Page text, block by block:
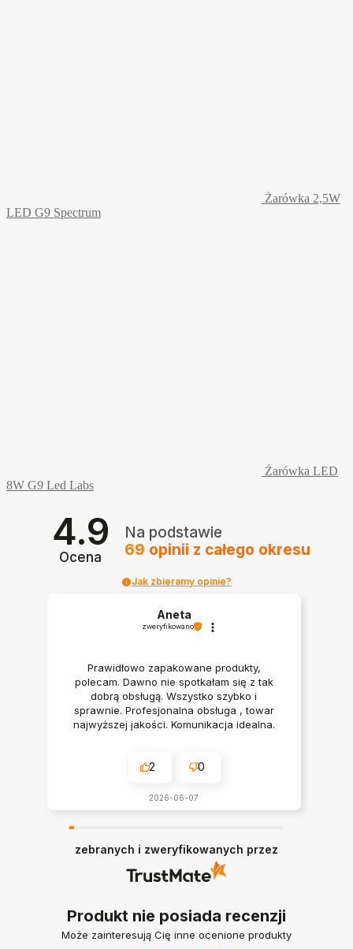
Żarówka 2,5W
LED G9 Spectrum
Żarówka LED
8W G9 Led Labs
4.9
Ocena
Na podstawie
69 opinii z całego okresu
Jak zbieramy opinie?
Aneta
zweryfikowano
Prawidłowo zapakowane produkty,
polecam. Dawno nie spotkałam się z tak
dobrą obsługą. Wszystko szybko i
sprawnie. Profesjonalna obsługa , towar
najwyższej jakości. Komunikacja idealna.
2 0
2026-06-07
zebranych i zweryfikowanych przez
Produkt nie posiada recenzji
Może zainteresują Cię inne ocenione produkty